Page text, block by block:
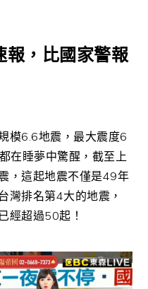
報，比國家警報
模6.6地震，最大震度6
在睡夢中驚醒，截至上
，這起地震不僅是49年
灣排名第4大的地震，
經超過50起！